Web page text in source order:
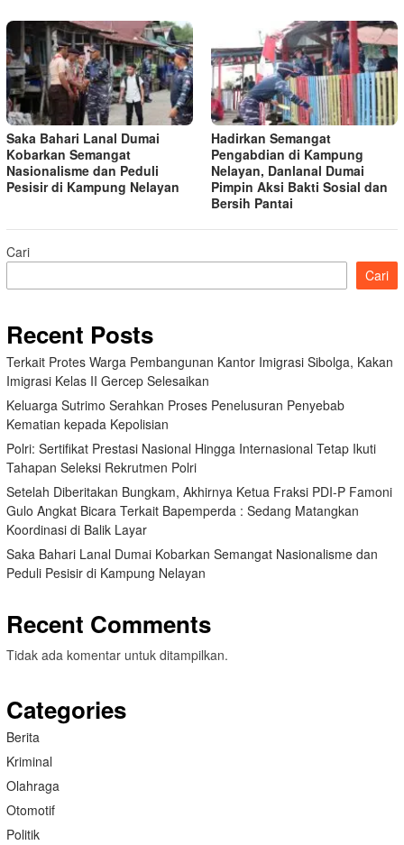
Saka Bahari Lanal Dumai
Kobarkan Semangat
Nasionalisme dan Peduli
Pesisir di Kampung Nelayan
Hadirkan Semangat
Pengabdian di Kampung
Nelayan, Danlanal Dumai
Pimpin Aksi Bakti Sosial dan
Bersih Pantai
Cari
Cari
Recent Posts
Terkait Protes Warga Pembangunan Kantor Imigrasi Sibolga, Kakan
Imigrasi Kelas II Gercep Selesaikan
Keluarga Sutrimo Serahkan Proses Penelusuran Penyebab
Kematian kepada Kepolisian
Polri: Sertifikat Prestasi Nasional Hingga Internasional Tetap Ikuti
Tahapan Seleksi Rekrutmen Polri
Setelah Diberitakan Bungkam, Akhirnya Ketua Fraksi PDI-P Famoni
Gulo Angkat Bicara Terkait Bapemperda : Sedang Matangkan
Koordinasi di Balik Layar
Saka Bahari Lanal Dumai Kobarkan Semangat Nasionalisme dan
Peduli Pesisir di Kampung Nelayan
Recent Comments
Tidak ada komentar untuk ditampilkan.
Categories
Berita
Kriminal
Olahraga
Otomotif
Politik